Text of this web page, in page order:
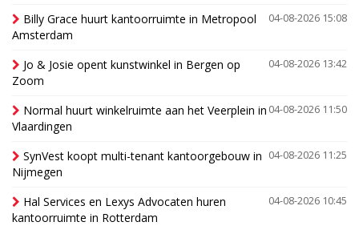
04-08-2026 15:08
Billy Grace huurt kantoorruimte in Metropool
Amsterdam
04-08-2026 13:42
Jo & Josie opent kunstwinkel in Bergen op
Zoom
04-08-2026 11:50
Normal huurt winkelruimte aan het Veerplein in
Vlaardingen
04-08-2026 11:25
SynVest koopt multi-tenant kantoorgebouw in
Nijmegen
04-08-2026 10:45
Hal Services en Lexys Advocaten huren
kantoorruimte in Rotterdam